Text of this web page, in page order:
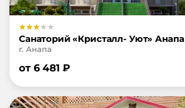
Санаторий «Кристалл- Уют» Анапа
г. Анапа
от 6 481 ₽